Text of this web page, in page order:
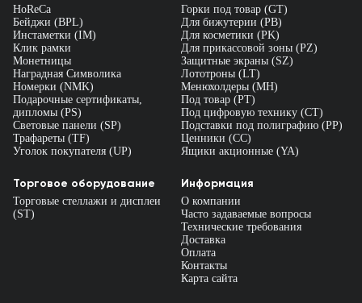
HoReCa
Бейджи (BPL)
Инстаметки (IM)
Клик рамки
Монетницы
Наградная Символика
Номерки (NMK)
Подарочные сертификаты,
дипломы (PS)
Световые панели (SP)
Трафареты (TF)
Уголок покупателя (UP)
Горки под товар (GT)
Для бижутерии (PB)
Для косметики (PK)
Для прикассовой зоны (PZ)
Защитные экраны (SZ)
Лототроны (LT)
Менюхолдеры (MH)
Под товар (PT)
Под цифровую технику (CT)
Подставки под полиграфию (PP)
Ценники (СС)
Ящики акционные (YA)
Торговое оборудование
Торговые стеллажи и дисплеи
(ST)
Информация
О компании
Часто задаваемые вопросы
Технические требования
Доставка
Оплата
Контакты
Карта сайта